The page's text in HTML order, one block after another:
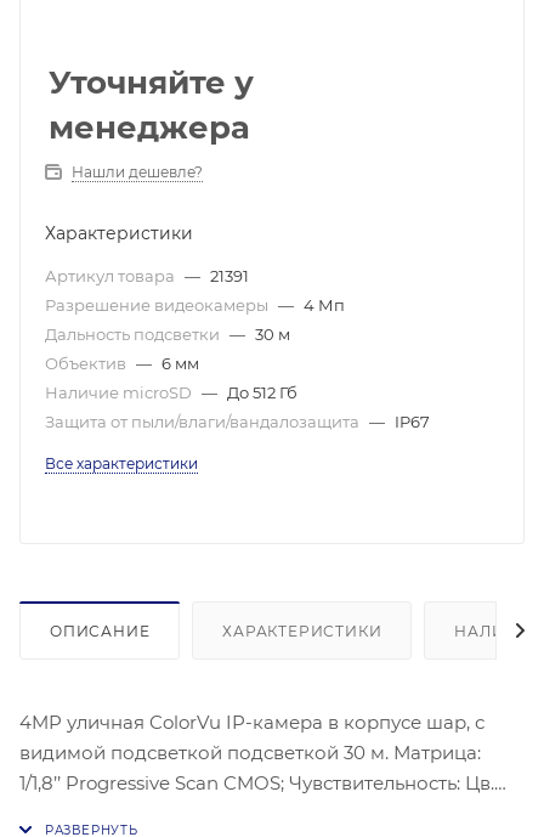
Уточняйте у
менеджера
Нашли дешевле?
Характеристики
Артикул товара — 21391
Разрешение видеокамеры — 4 Мп
Дальность подсветки — 30 м
Объектив — 6 мм
Наличие microSD — До 512 Гб
Защита от пыли/влаги/вандалозащита — IP67
Все характеристики
ОПИСАНИЕ ХАРАКТЕРИСТИКИ НАЛИЧИЕ
4MP уличная ColorVu IP-камера в корпусе шар, с
видимой подсветкой подсветкой 30 м. Матрица:
1/1,8’’ Progressive Scan CMOS; Чувствительность: Цв.